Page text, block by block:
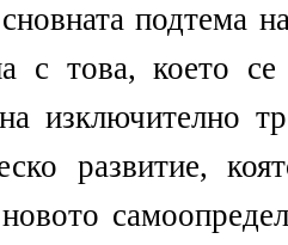
подтема
с това, което
изключително
развитие,